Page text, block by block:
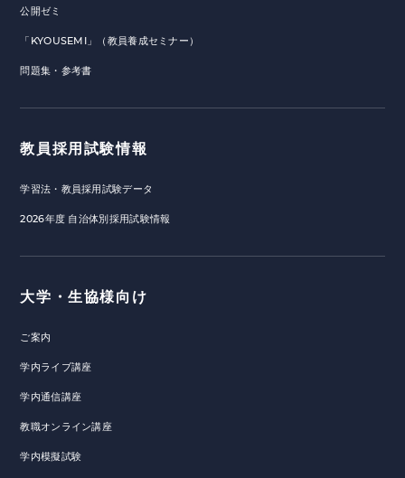
公開ゼミ
「KYOUSEMI」（教員養成セミナー）
問題集・参考書
教員採用試験情報
学習法・教員採用試験データ
2026年度 自治体別採用試験情報
大学・生協様向け
ご案内
学内ライブ講座
学内通信講座
教職オンライン講座
学内模擬試験